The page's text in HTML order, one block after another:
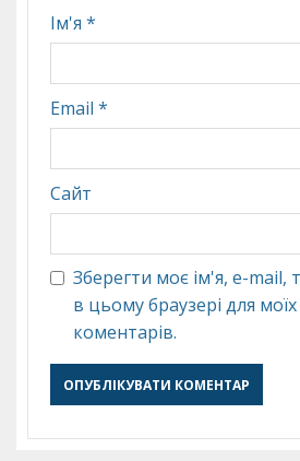
Ім'я *
Email *
Сайт
Зберегти моє ім'я, e-mail,
в цьому браузері для
коментарів.